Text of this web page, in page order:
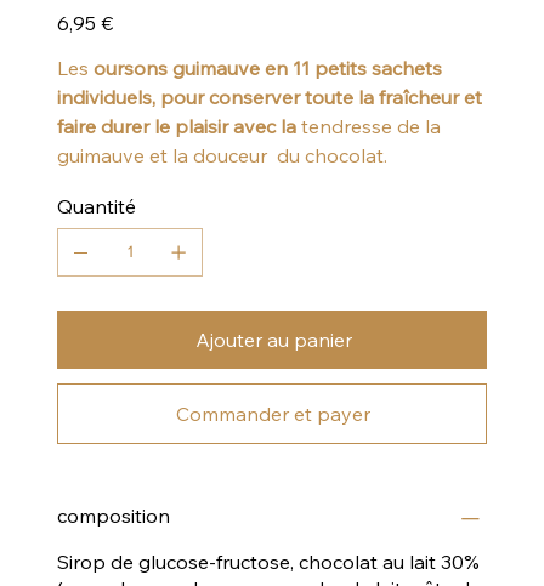
Prix
6,95 €
Les oursons guimauve en 11 petits sachets
individuels, pour conserver toute la fraîcheur et
faire durer le plaisir avec la tendresse de la
guimauve et la douceur du chocolat.
Quantité
Ajouter au panier
Commander et payer
composition
Sirop de glucose-fructose, chocolat au lait 30%